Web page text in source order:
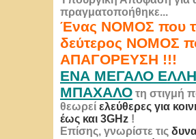
πραγματοποήθηκε...
Ένας ΝΟΜΟΣ που
δεύτερος ΝΟΜΟΣ
ΑΠΑΓΟΡΕΥΣΗ !!!
ΕΝΑ ΜΕΓΑΛΟ
ΜΠΑΧΑΛΟ τη στιγμή
θεωρεί ελεύθερες για
έως και 3GHz !
Επίσης, γνωρίστε τις